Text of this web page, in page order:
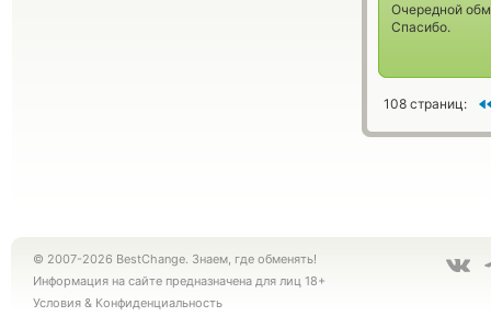
Очередной
Спасибо.
108 страниц:
© 2007-2026 BestChange. Знаем, где обменять!
Информация на сайте предназначена для лиц 18+
Условия & Конфиденциальность